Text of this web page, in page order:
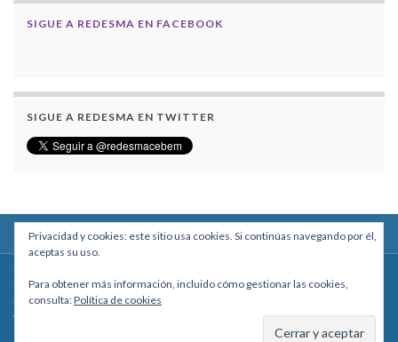
SIGUE A REDESMA EN FACEBOOK
SIGUE A REDESMA EN TWITTER
Calle Macario Pinilla # 2588 esq. Av. Arce, Edificio Arcadia, Mezzanine, Of. 101
- La Paz, Bolivia
Teléfono: +591 2431818 - Celular: +591 73027636
Privacidad y cookies: este sitio usa cookies. Si continúas navegando por él,
aceptas su uso.
Para obtener más información, incluido cómo gestionar las cookies,
consulta:Política de cookies